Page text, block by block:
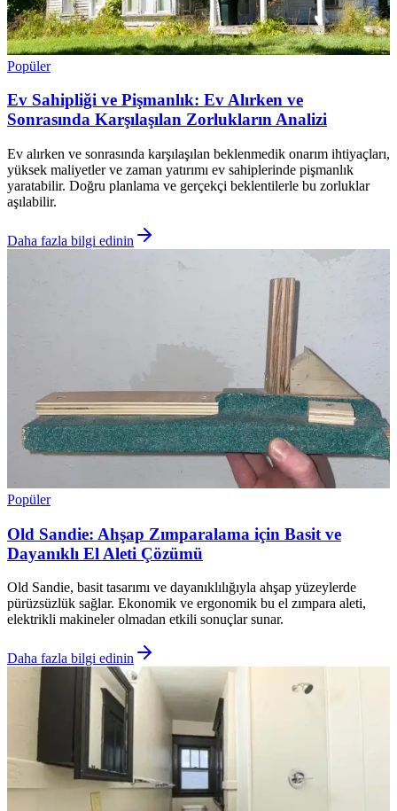
Popüler
Ev Sahipliği ve Pişmanlık: Ev Alırken ve
Sonrasında Karşılaşılan Zorlukların Analizi
Ev alırken ve sonrasında karşılaşılan beklenmedik onarım ihtiyaçları,
yüksek maliyetler ve zaman yatırımı ev sahiplerinde pişmanlık
yaratabilir. Doğru planlama ve gerçekçi beklentilerle bu zorluklar
aşılabilir.
Daha fazla bilgi edinin
Popüler
Old Sandie: Ahşap Zımparalama için Basit ve
Dayanıklı El Aleti Çözümü
Old Sandie, basit tasarımı ve dayanıklılığıyla ahşap yüzeylerde
pürüzsüzlük sağlar. Ekonomik ve ergonomik bu el zımpara aleti,
elektrikli makineler olmadan etkili sonuçlar sunar.
Daha fazla bilgi edinin